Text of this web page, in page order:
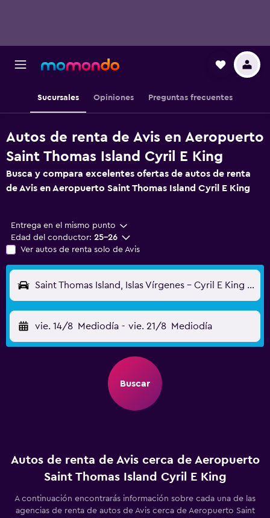
Sucursales Opiniones Preguntas frecuentes
Autos de renta de Avis en Aeropuerto
Saint Thomas Island Cyril E King
Busca y compara excelentes ofertas de autos de renta
de Avis en Aeropuerto Saint Thomas Island Cyril E King
Entrega en el mismo punto
Edad del conductor: 25-26
Ver autos de renta solo de Avis
Saint Thomas Island, Islas Vírgenes - Cyril E King (STT)
vie. 14/8 Mediodía - vie. 21/8 Mediodía
Buscar
Autos de renta de Avis cerca de Aeropuerto
Saint Thomas Island Cyril E King
A continuación encontrarás información sobre cada una de las
agencias de renta de autos de Avis cerca de Aeropuerto Saint